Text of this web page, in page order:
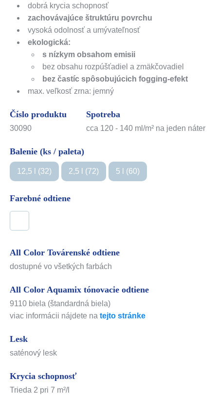
dobrá krycia schopnosť
zachovávajúce štruktúru povrchu
vysoká odolnosť a umývateľnosť
ekologická:
s nízkym obsahom emisii
bez obsahu rozpúšťadiel a zmäkčovadiel
bez častíc spôsobujúcich fogging-efekt
max. veľkosť zrna: jemný
Číslo produktu
30090
Spotreba
cca 120 - 140 ml/m² na jeden náter
Balenie (ks / paleta)
12,5 l (32) 2,5 l (72) 5 l (60)
Farebné odtiene
All Color Továrenské odtiene
dostupné vo všetkých farbách
All Color Aquamix tónovacie odtiene
9110 biela (štandardná biela)
viac informácii nájdete na tejto stránke
Lesk
saténový lesk
Krycia schopnosť
Trieda 2 pri 7 m²/l